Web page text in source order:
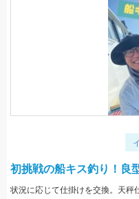
初挑戦の船キス釣り！良